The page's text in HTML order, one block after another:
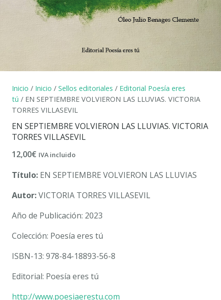
Inicio / Inicio / Sellos editoriales / Editorial Poesía eres
tú / EN SEPTIEMBRE VOLVIERON LAS LLUVIAS. VICTORIA
TORRES VILLASEVIL
EN SEPTIEMBRE VOLVIERON LAS LLUVIAS. VICTORIA
TORRES VILLASEVIL
12,00€ IVA incluido
Título: EN SEPTIEMBRE VOLVIERON LAS LLUVIAS
Autor:VICTORIA TORRES VILLASEVIL
Año de Publicación: 2023
Colección: Poesía eres tú
ISBN-13: 978-84-18893-56-8
Editorial: Poesía eres tú
http://www.poesiaerestu.com